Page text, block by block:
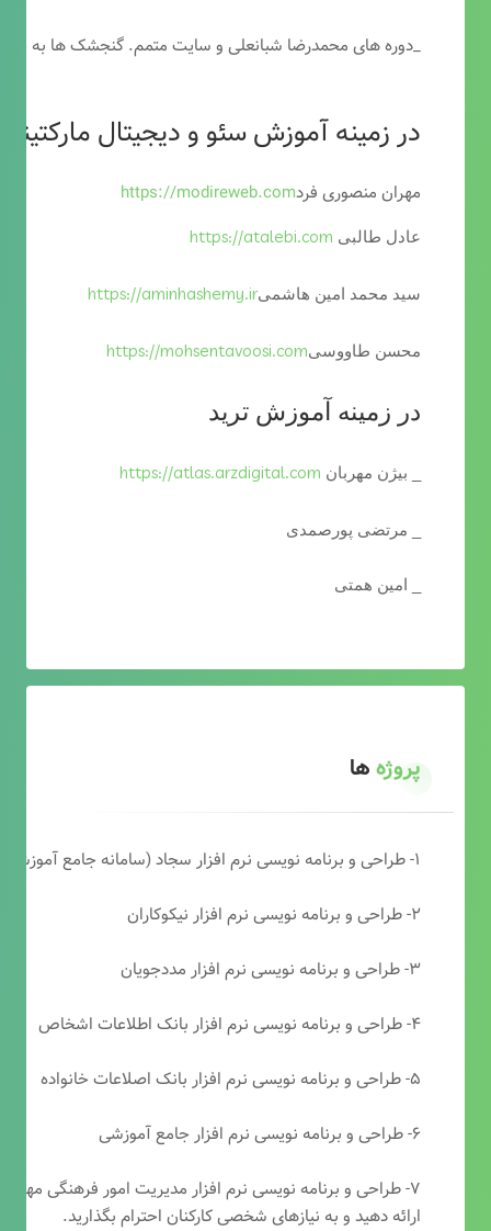
_دوره های محمدرضا شبانعلی و سایت متمم. گنجشک ها به
در زمینه آموزش سئو و دیجیتال
مهران منصوری فردhttps://modireweb.com
عادل طالبی https://atalebi.com
سید محمد امین هاشمیhttps://aminhashemy.ir
محسن طاووسیhttps://mohsentavoosi.com
در زمینه آموزش ترید
_ بیژن مهربان https://atlas.arzdigital.com
_ مرتضی پورصمدی
_ امین همتی
پروژهها
۱- طراحی و برنامه نویسی نرم افزار سجاد (سامانه جامع آموزشی دارالقرآن)
۲- طراحی و برنامه نویسی نرم افزار نیکوکاران
۳- طراحی و برنامه نویسی نرم افزار مددجویان
۴- طراحی و برنامه نویسی نرم افزار بانک اطلاعات اشخاص
۵- طراحی و برنامه نویسی نرم افزار بانک اصلاعات خانواده
۶- طراحی و برنامه نویسی نرم افزار جامع آموزشی
۷- طراحی و برنامه نویسی نرم افزار مدیریت امور فرهنگی
ارائه دهید و به نیازهای شخصی کارکنان احترام بگذارید.